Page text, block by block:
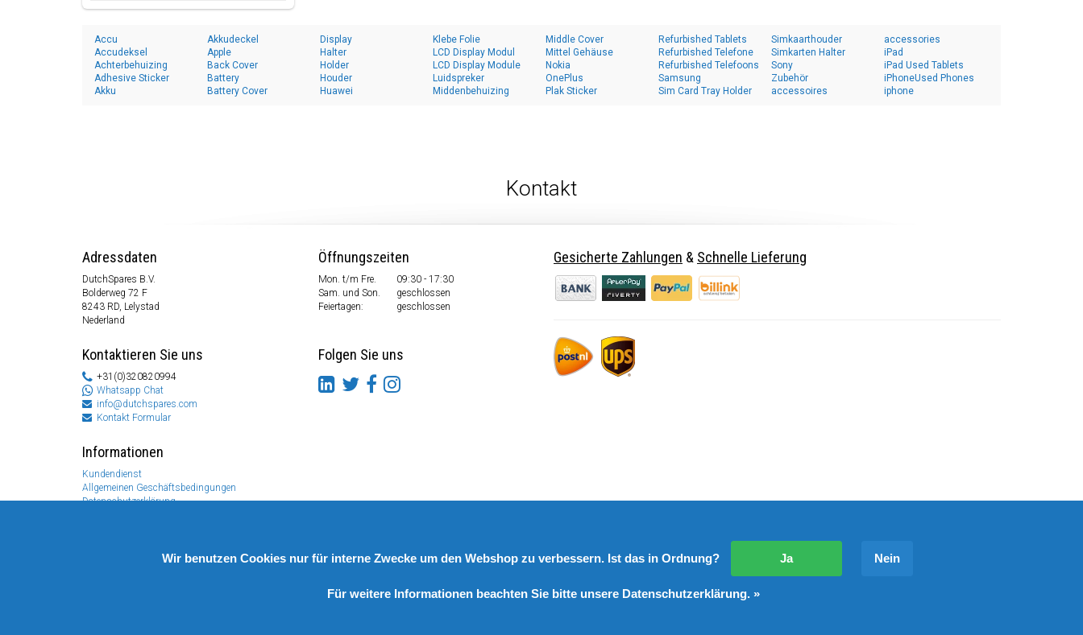
Accu
Accudeksel
Achterbehuizing
Adhesive Sticker
Akku
Akkudeckel
Apple
Back Cover
Battery
Battery Cover
Display
Halter
Holder
Houder
Huawei
Klebe Folie
LCD Display Modul
LCD Display Module
Luidspreker
Middenbehuizing
Middle Cover
Mittel Gehäuse
Nokia
OnePlus
Plak Sticker
Refurbished Tablets
Refurbished Telefone
Refurbished Telefoons
Samsung
Sim Card Tray Holder
Simkaarthouder
Simkarten Halter
Sony
Zubehör
accessoires
accessories
iPad
iPad Used Tablets
iPhoneUsed Phones
iphone
Kontakt
Adressdaten
DutchSpares B.V.
Bolderweg 72 F
8243 RD, Lelystad
Nederland
Kontaktieren Sie uns
+31(0)320820994
Whatsapp Chat
info@dutchspares.com
Kontakt Formular
Informationen
Kundendienst
Allgemeinen Geschäftsbedingungen
Datenschutzerklärung
Öffnungszeiten
Mon. t/m Fre.
09:30 - 17:30
Sam. und Son.
geschlossen
Feiertagen:
geschlossen
Folgen Sie uns
Gesicherte Zahlungen & Schnelle Lieferung
© Copyright 2026 DutchSpares B.V. - Design byWebdinge.nl
Wir benutzen Cookies nur für interne Zwecke um den Webshop zu verbessern. Ist das in Ordnung? Ja Nein
Für weitere Informationen beachten Sie bitte unsere Datenschutzerklärung. »